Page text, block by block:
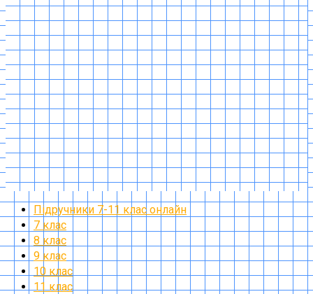
Підручники 7-11 клас онлайн
7 клас
8 клас
9 клас
10 клас
11 клас